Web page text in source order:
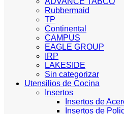
Rubbermaid
TP
Continental
CAMPUS
EAGLE GROUP
IRP
LAKESIDE
Sin categorizar
Utensilios de Cocina
Insertos
Insertos de
Insertos de